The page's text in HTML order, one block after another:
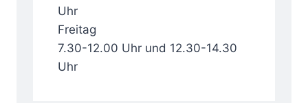
Uhr
Freitag
7.30-12.00 Uhr und 12.30-14.30
Uhr